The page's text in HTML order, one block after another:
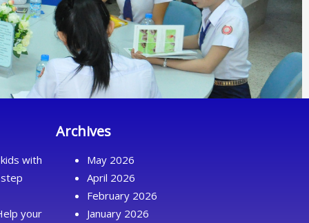
with
your
Archives
May 2026
April 2026
February 2026
January 2026